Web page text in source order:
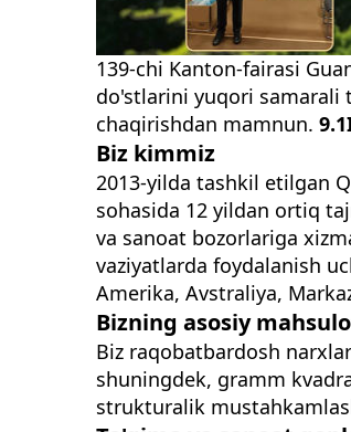
139-chi Kanton-fairasi
do'stlarini yuqori
chaqirishdan mamnun.
Biz kimmiz
2013-yilda tashkil etilgan
sohasida 12 yildan ortiq
va sanoat bozorlariga
vaziyatlarda foydalanish
Amerika, Avstraliya,
Bizning asosiy
Biz raqobatbardosh
shuningdek, gramm
strukturalik